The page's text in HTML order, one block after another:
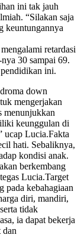
ini tak jauh
“Silakan saja
keuntungannya
retardasi
30 sampai 69.
ini.
down
mengerjakan
menunjukkan
keunggulan di
ucap Lucia.Fakta
hati. Sebaliknya,
kondisi anak.
berkembang
Lucia.Target
pada kebahagiaan
diri, mandiri,
tidak
ia dapat bekerja
dan